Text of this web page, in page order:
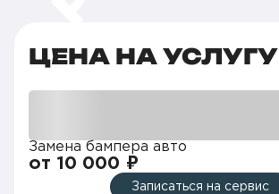
ЦЕНА НА УСЛУГУ
Замена бампера авто
от 10 000 ₽
Записаться на сервис